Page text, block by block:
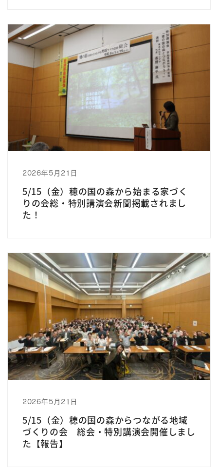
2026年5月21日
5/15（金）穂の国の森から始まる家づく
りの会総・特別講演会新聞掲載されまし
た！
2026年5月21日
5/15（金）穂の国の森からつながる地域
づくりの会 総会・特別講演会開催しまし
た【報告】